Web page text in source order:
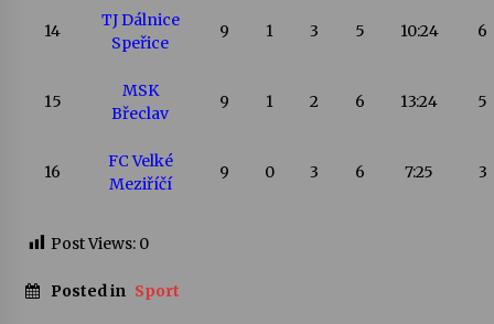
14
TJ Dálnice
Speřice
9 1 3 5 10:24 6
15
MSK
Břeclav
9 1 2 6 13:24 5
16
FC Velké
Meziříčí
9 0 3 6 7:25 3
Post Views: 0
Posted in Sport